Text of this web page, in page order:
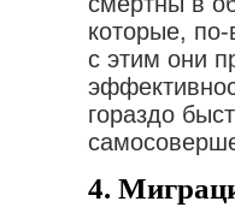
которые,
с этим они
гораздо
4.